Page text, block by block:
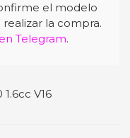
el modelo
la compra.
Telegram.
V16